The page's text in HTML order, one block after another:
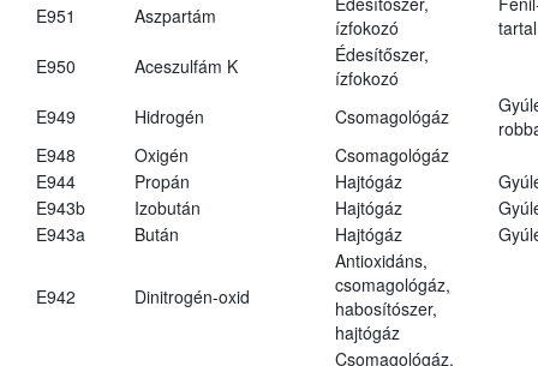
E951
Aszpartám
ízfokozó
E950
Aceszulfám K
Édesítőszer,
ízfokozó
E949
Hidrogén Csomagológáz
E948
Oxigén
Csomagológáz
E944
Propán Hajtógáz
E943b
Izobután Hajtógáz
E943a
Bután Hajtógáz
E942 Dinitrogén-oxid
Antioxidáns,
csomagológáz,
habosítószer,
hajtógáz
Csomagológáz,